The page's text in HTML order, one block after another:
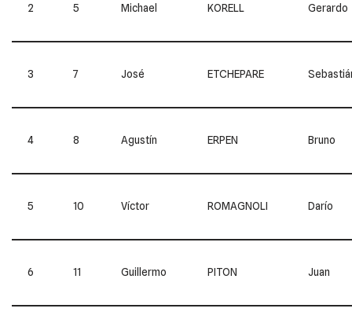
2 5 Michael KORELL Gerardo
3 7 José ETCHEPARE
4 8 Agustín ERPEN Bruno
5 10 Víctor ROMAGNOLI Darío
6 11 Guillermo PITON Juan